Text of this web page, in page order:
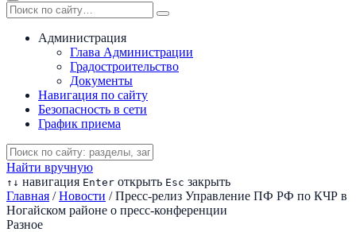
Администрация
Глава Администрации
Градостроительство
Документы
Навигация по сайту
Безопасность в сети
График приема
Найти вручную
↑ ↓ навигация Enter открыть Esc закрыть
Главная / Новости / Пресс-релиз Управление ПФ РФ по КЧР в
Ногайском районе о пресс-конференции
Разное